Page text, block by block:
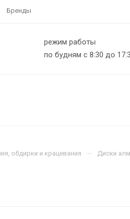
Бренды
режим работы
по будням с 8:30 до
обдирки и крацевания — Диски